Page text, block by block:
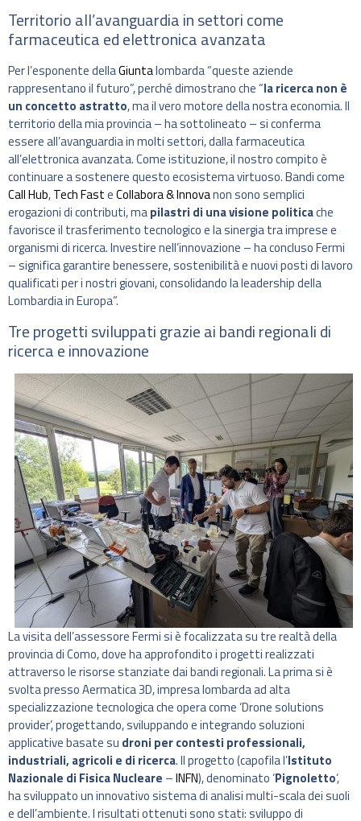
Territorio all’avanguardia in settori come
farmaceutica ed elettronica avanzata
Per l’esponente dellaGiuntalombarda “queste aziende
rappresentano il futuro”, perché dimostrano che “la ricerca non è
un concetto astratto, ma il vero motore della nostra economia. Il
territorio della mia provincia – ha sottolineato – si conferma
essere all’avanguardia in molti settori, dalla farmaceutica
all’elettronica avanzata. Come istituzione, il nostro compito è
continuare a sostenere questo ecosistema virtuoso. Bandi come
Call Hub,Tech FasteCollabora & Innovanon sono semplici
erogazioni di contributi, mapilastri di una visione politicache
favorisce il trasferimento tecnologico e la sinergia tra imprese e
organismi di ricerca. Investire nell’innovazione – ha concluso Fermi
– significa garantire benessere, sostenibilità e nuovi posti di lavoro
qualificati per i nostri giovani, consolidando la leadership della
Lombardia in Europa”.
Tre progetti sviluppati grazie ai bandi regionali di
ricerca e innovazione
Lavisita dell’assessore Fermi si è focalizzata su tre realtà della
provincia di Como, dove ha approfondito i progetti realizzati
attraverso le risorse stanziate dai bandi regionali. La prima si è
svolta presso Aermatica 3D, impresa lombarda ad alta
specializzazione tecnologica che opera come ‘Drone solutions
provider’, progettando, sviluppando e integrando soluzioni
applicative basate su droni per contesti professionali,
industriali, agricoli e di ricerca. Il progetto (capofila l’Istituto
Nazionale di Fisica Nucleare –INFN), denominato ‘Pignoletto‘,
ha sviluppato un innovativo sistema di analisi multi-scala dei suoli
e dell’ambiente. I risultati ottenuti sono stati: sviluppo di